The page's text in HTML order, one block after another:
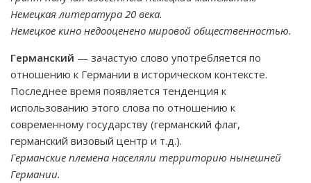
Немецкая литература 20 века.
Немецкое кино недооценено мировой общественностью.
Германский — зачастую слово употребляется по
отношению к Германии в историческом контексте.
Последнее время появляется тенденция к
использованию этого слова по отношению к
современному государству (германский флаг,
германский визовый центр и т.д.).
Германские племена населяли территорию нынешней
Германии.